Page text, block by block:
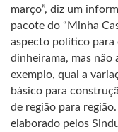
março”, diz um
pacote do “Minha
aspecto político para
dinheirama, mas não
exemplo, qual a
básico para
de região para
elaborado pelos